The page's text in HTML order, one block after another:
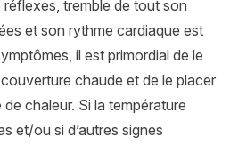
réflexes, tremble de tout son
et son rythme cardiaque est
il est primordial de le
couverture chaude et de le placer
chaleur. Si la température
et/ou si d’autres signes